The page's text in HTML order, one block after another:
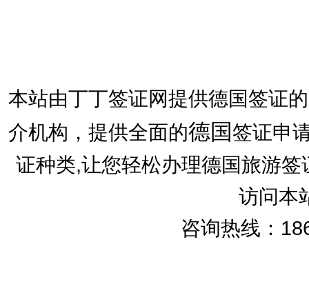
本站由丁丁签证网提供德国签证
介机构，提供全面的德国签证申
证种类,让您轻松办理德国旅游
访问本
咨询热线：